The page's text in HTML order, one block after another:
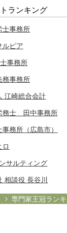
ランキング
士事務所
ルピア
事務所
務事務所
江崎総合会計
務士 田中事務所
務所（広島市）
ロ
サルティング
相談役 長谷川
専門家王冠ラン